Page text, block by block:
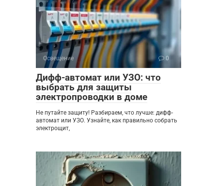
Освещение 0
Дифф-автомат или УЗО: что
выбрать для защиты
электропроводки в доме
Не путайте защиту! Разбираем, что лучше: дифф-
автомат или УЗО. Узнайте, как правильно собрать
электрощит,